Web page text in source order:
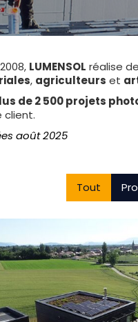
LUMENSOL réalise
, agriculteurs et
de 2 500 projets
client.
août 2025
Tout